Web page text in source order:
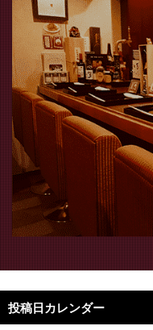
投稿日カレンダー